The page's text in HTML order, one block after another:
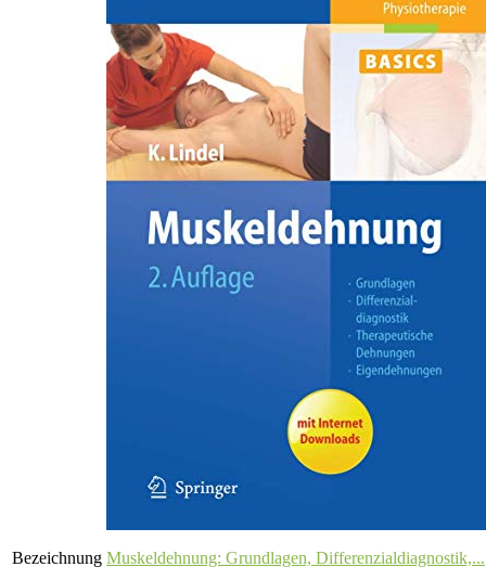
Bezeichnung Muskeldehnung: Grundlagen, Differenzialdiagnostik,...